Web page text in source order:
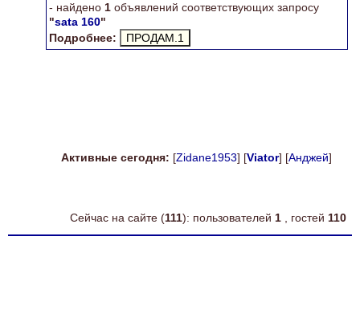
- найдено 1 объявлений соответствующих запросу
"sata 160"
Подробнее:
Активные сегодня: [Zidane1953] [Viator] [Анджей]
Сейчас на сайте (111): пользователей 1 , гостей 110